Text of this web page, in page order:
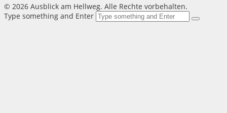
© 2026 Ausblick am Hellweg. Alle Rechte vorbehalten.
Type something and Enter